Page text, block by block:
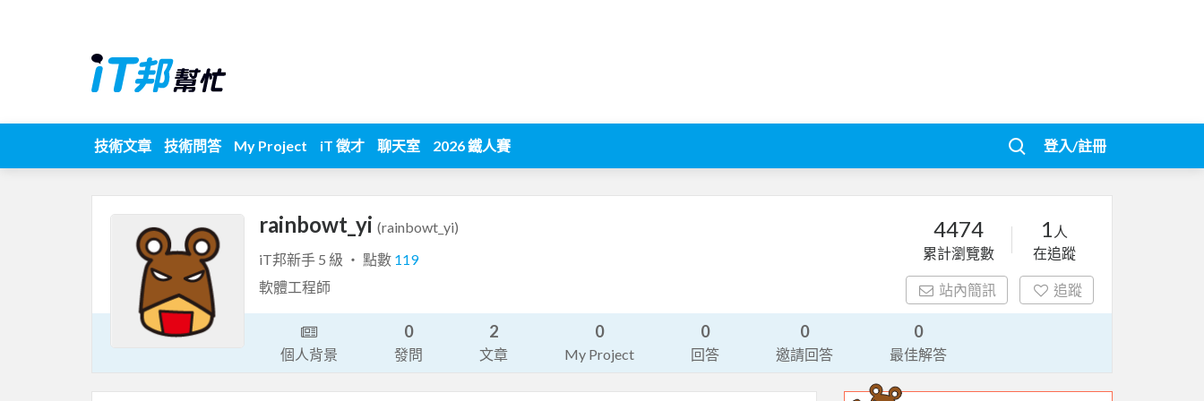
技術文章 技術問答 My Project iT 徵才 聊天室 2026 鐵人賽 登入/註冊
rainbowt_yi (rainbowt_yi)
iT邦新手 5 級 ‧ 點數 119
軟體工程師
4474
累計瀏覽數
1 人
在追蹤
站內簡訊 追蹤
個人背景
0
發問
2
文章
0
My Project
0
回答
0
邀請回答
0
最佳解答